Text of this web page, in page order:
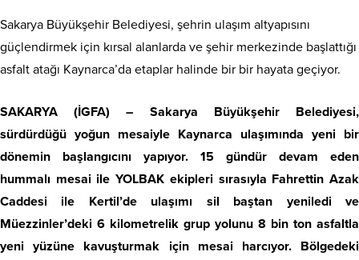
Sakarya Büyükşehir Belediyesi, şehrin ulaşım altyapısını
güçlendirmek için kırsal alanlarda ve şehir merkezinde başlattığı
asfalt atağı Kaynarca’da etaplar halinde bir bir hayata geçiyor.
SAKARYA (İGFA) – Sakarya Büyükşehir Belediyesi,
sürdürdüğü yoğun mesaiyle Kaynarca ulaşımında yeni bir
dönemin başlangıcını yapıyor. 15 gündür devam eden
hummalı mesai ile YOLBAK ekipleri sırasıyla Fahrettin Azak
Caddesi ile Kertil’de ulaşımı sil baştan yeniledi ve
Müezzinler’deki 6 kilometrelik grup yolunu 8 bin ton asfaltla
yeni yüzüne kavuşturmak için mesai harcıyor. Bölgedeki